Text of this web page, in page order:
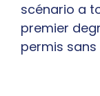
scénario a
premier
permis